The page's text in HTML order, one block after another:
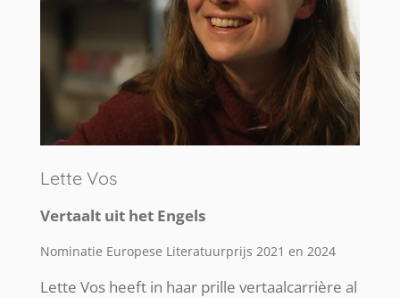
Lette Vos
Vertaalt uit het Engels
Nominatie Europese Literatuurprijs 2021 en 2024
Lette Vos heeft in haar prille vertaalcarrière al